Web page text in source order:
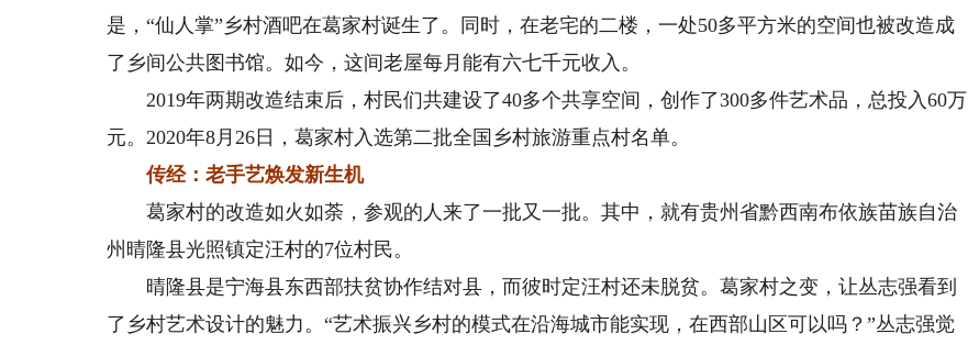
是，“仙人掌”乡村酒吧在葛家村诞生了。同时，在老宅的二楼，一处50多平方米的空间也被改造成
了乡间公共图书馆。如今，这间老屋每月能有六七千元收入。
2019年两期改造结束后，村民们共建设了40多个共享空间，创作了300多件艺术品，总投入60万
元。2020年8月26日，葛家村入选第二批全国乡村旅游重点村名单。
传经：老手艺焕发新生机
葛家村的改造如火如荼，参观的人来了一批又一批。其中，就有贵州省黔西南布依族苗族自治
州晴隆县光照镇定汪村的7位村民。
晴隆县是宁海县东西部扶贫协作结对县，而彼时定汪村还未脱贫。葛家村之变，让丛志强看到
了乡村艺术设计的魅力。“艺术振兴乡村的模式在沿海城市能实现，在西部山区可以吗？”丛志强觉